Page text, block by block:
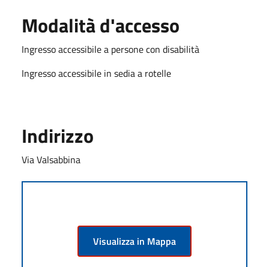
Modalità d'accesso
Ingresso accessibile a persone con disabilità
Ingresso accessibile in sedia a rotelle
Indirizzo
Via Valsabbina
Visualizza in Mappa